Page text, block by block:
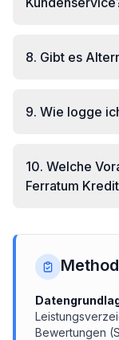
8. Gibt es
9. Wie logge
10. Welche
Ferratum
Bewertungen